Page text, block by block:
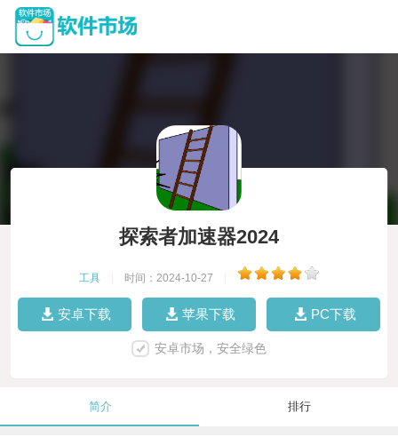
探索者加速器2024
工具 时间：2024-10-27
安卓下载 苹果下载 PC下载
安卓市场，安全绿色
简介 排行